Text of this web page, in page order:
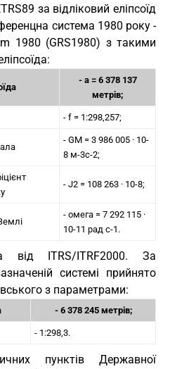
за відліковий еліпсоїд
система 1980 року -
1980 (GRS1980) з такими
- а = 6 378 137
метрів;
- f = 1:298,257;
- GM = 3 986 005 · 10-
8 м-3с-2;
- J2 = 108 263 · 10-8;
- омега = 7 292 115 ·
10-11 рад c-1.
від ITRS/ITRF2000. За
системі прийнято
з параметрами:
- 6 378 245 метрів;
- 1:298,3.
пунктів Державної